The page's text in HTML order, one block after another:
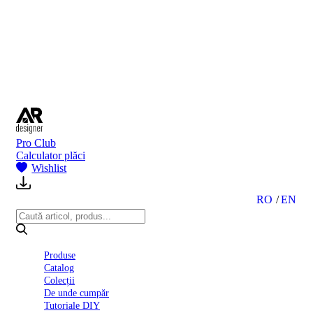
Pro Club
Calculator plăci
Wishlist
RO EN
Produse
Catalog
Colecții
De unde cumpăr
Tutoriale DIY
performanță
nr.
D01
BIII
2022
Politica
confidentialitate
octombrie
2023
Ceramice
Complete
Declarația
conformitate